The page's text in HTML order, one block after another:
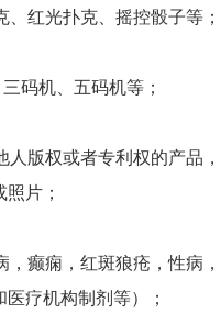
红光扑克、摇控骰子等；
码机、五码机等；
版权或者专利权的产品
片；
癫痫，红斑狼疮，性病
疗机构制剂等）；